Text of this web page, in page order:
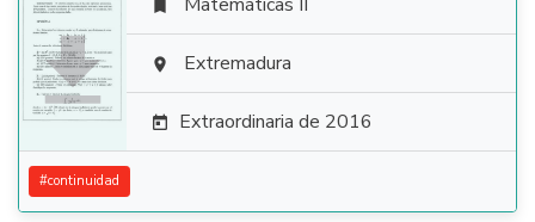
  Extremadura
 Extraordinaria de 2016
#continuidad